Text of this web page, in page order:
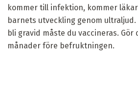
kommer till infektion, kommer
barnets utveckling genom
bli gravid måste du vaccineras.
månader före befruktningen.